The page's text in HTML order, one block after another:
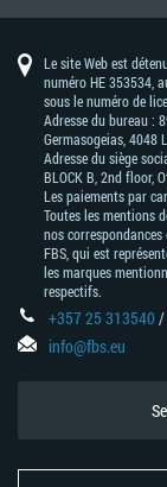
Le site Web est
numéro HE 353534,
sous le numéro de
Adresse du bureau :
Germasogeias, 4048
Adresse du siège
BLOCK В, 2nd floor,
Les paiements par
Toutes les mentions
nos
FBS, qui est
les marques
respectifs.
+357 25 313540/
info@fbs.eu